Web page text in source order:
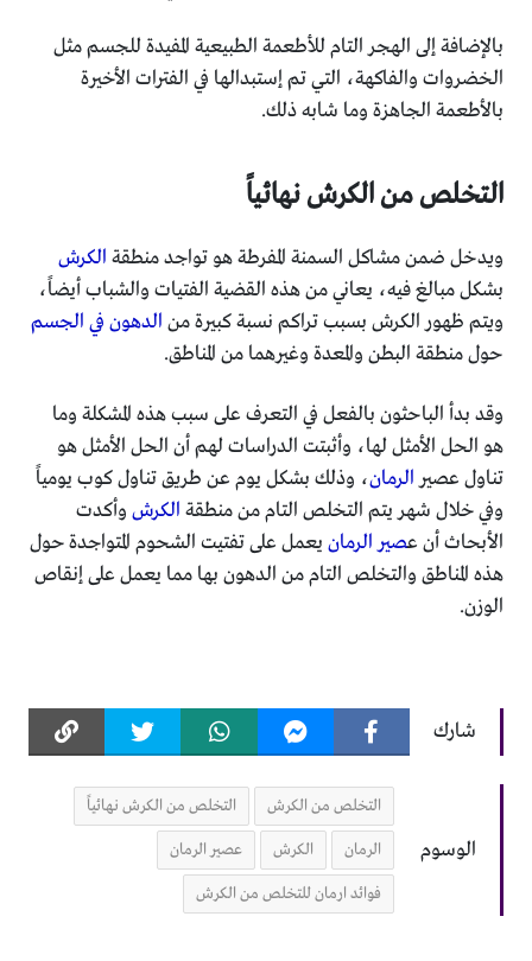
بالإضافة إلى الهجر التام للأطعمة الطبيعية المفيدة للجسم مثل
الخضروات والفاكهة، التي تم إستبدالها في الفترات الأخيرة
بالأطعمة الجاهزة وما شابه ذلك.
التخلص من الكرش نهائياً
ويدخل ضمن مشاكل السمنة المفرطة هو تواجد منطقة الكرش
بشكل مبالغ فيه، يعاني من هذه القضية الفتيات والشباب أيضاً،
ويتم ظهور الكرش بسبب تراكم نسبة كبيرة من الدهون في الجسم
حول منطقة البطن والمعدة وغيرهما من المناطق.
وقد بدأ الباحثون بالفعل في التعرف على سبب هذه المشكلة وما
هو الحل الأمثل لها، وأثبتت الدراسات لهم أن الحل الأمثل هو
تناول عصير الرمان، وذلك بشكل يوم عن طريق تناول كوب يومياً
وفي خلال شهر يتم التخلص التام من منطقة الكرش وأكدت
الأبحاث أن عصير الرمان يعمل على تفتيت الشحوم المتواجدة حول
هذه المناطق والتخلص التام من الدهون بها مما يعمل على إنقاص
الوزن.
شارك
الوسوم
التخلص من الكرش التخلص من الكرش نهائياً
الرمان الكرش عصير الرمان
فوائد ارمان للتخلص من الكرش